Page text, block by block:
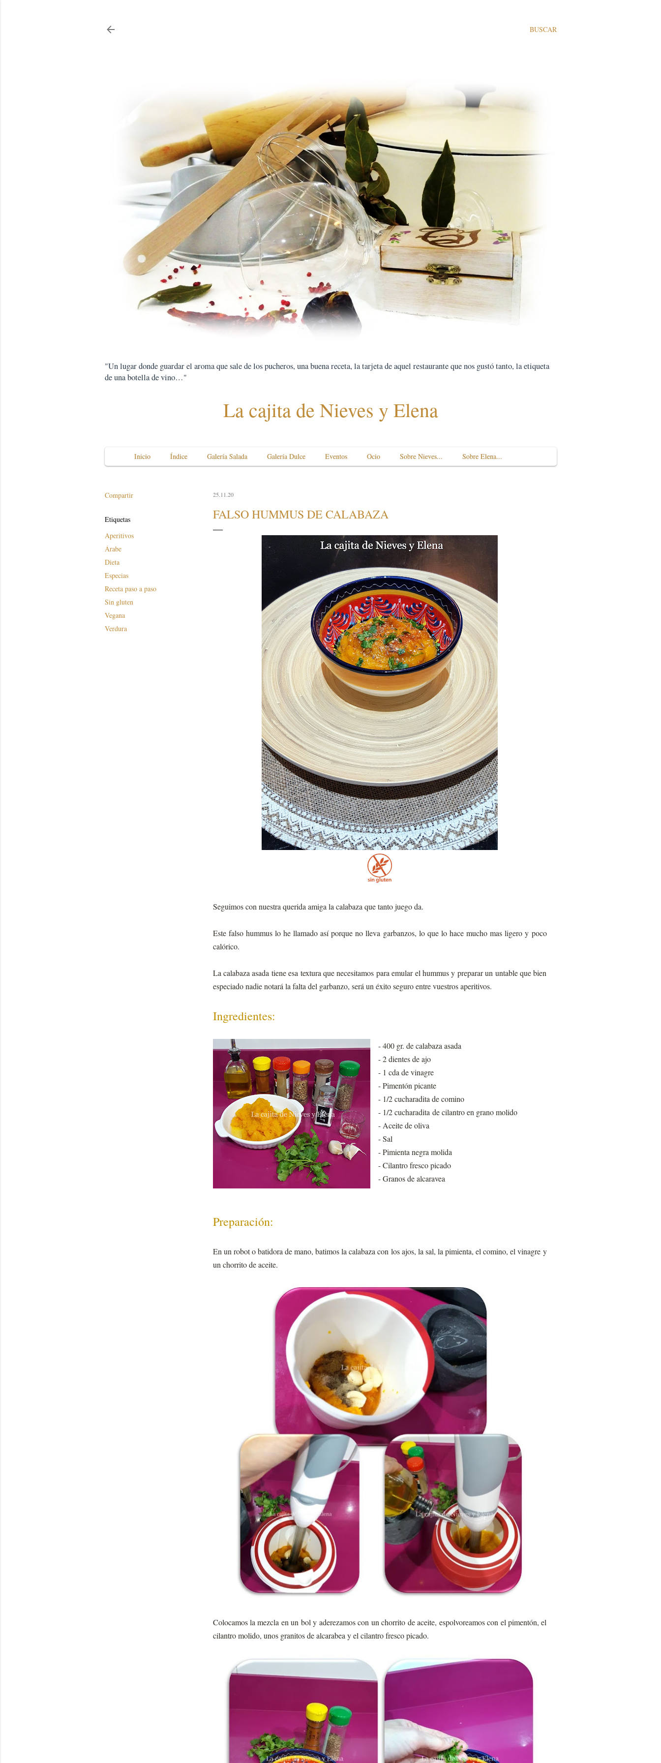
BUSCAR
"Un lugar donde guardar el aroma que sale de los pucheros, una buena receta, la tarjeta de aquel restaurante que nos gustó tanto, la etiqueta
de una botella de vino…"
La cajita de Nieves y Elena
Inicio Índice Galería Salada Galería Dulce Eventos Ocio Sobre Nieves... Sobre Elena...
Compartir
Etiquetas
Aperitivos
Árabe
Dieta
Especias
Receta paso a paso
Sin gluten
Vegana
Verdura
25.11.20
FALSO HUMMUS DE CALABAZA
Seguimos con nuestra querida amiga la calabaza que tanto juego da.
Este falso hummus lo he llamado así porque no lleva garbanzos, lo que lo hace mucho mas ligero y poco
calórico.
La calabaza asada tiene esa textura que necesitamos para emular el hummus y preparar un untable que bien
especiado nadie notará la falta del garbanzo, será un éxito seguro entre vuestros aperitivos.
Ingredientes:
- 400 gr. de calabaza asada
- 2 dientes de ajo
- 1 cda de vinagre
- Pimentón picante
- 1/2 cucharadita de comino
- 1/2 cucharadita de cilantro en grano molido
- Aceite de oliva
- Sal
- Pimienta negra molida
- Cilantro fresco picado
- Granos de alcaravea
Preparación:
En un robot o batidora de mano, batimos la calabaza con los ajos, la sal, la pimienta, el comino, el vinagre y
un chorrito de aceite.
Colocamos la mezcla en un bol y aderezamos con un chorrito de aceite, espolvoreamos con el pimentón, el
cilantro molido, unos granitos de alcarabea y el cilantro fresco picado.